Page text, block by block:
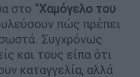
στο "Χαμόγελο του
πώς πρέπει
Συγχρόνως
και τους είπα ότι
καταγγελία, αλλά